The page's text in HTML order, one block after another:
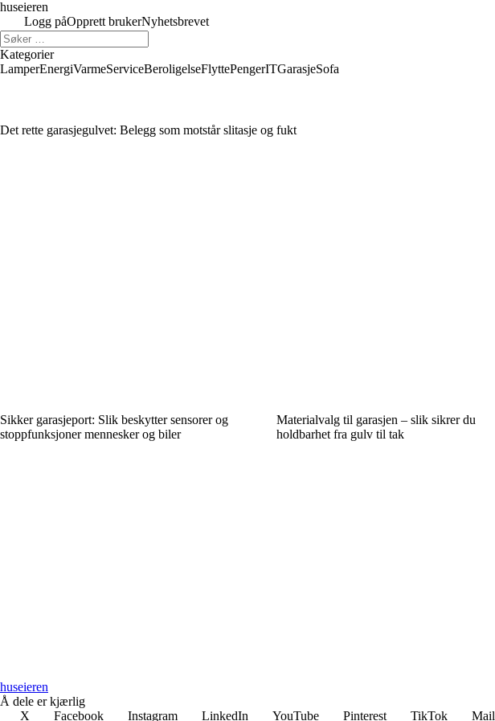
huseieren
Logg påOpprett brukerNyhetsbrevet
Kategorier
LamperEnergiVarmeServiceBeroligelseFlyttePengerITGarasjeSofa
Det rette garasjegulvet: Belegg som motstår slitasje og fukt
Sikker garasjeport: Slik beskytter sensorer og
stoppfunksjoner mennesker og biler
Materialvalg til garasjen – slik sikrer du
holdbarhet fra gulv til tak
huseieren
Å dele er kjærlig
X
Facebook Instagram LinkedIn YouTube Pinterest TikTok Mail